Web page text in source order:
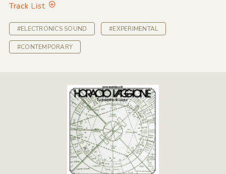
Track List
#ELECTRONICS SOUND #EXPERIMENTAL
#CONTEMPORARY